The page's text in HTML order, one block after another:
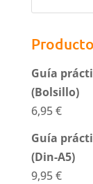
Guía
(Bolsillo)
6,95€
Guía
(Din-A5)
9,95€